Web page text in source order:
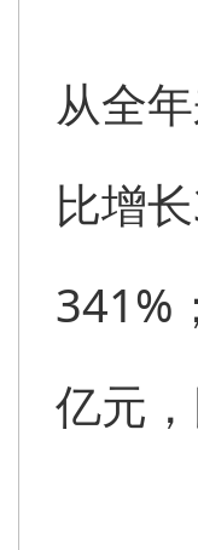
从全
比增
341%
亿元